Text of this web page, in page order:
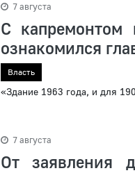
7 августа
С
ознакомился
Власть
«Здание 1963 года, и для
7 августа
От заявления